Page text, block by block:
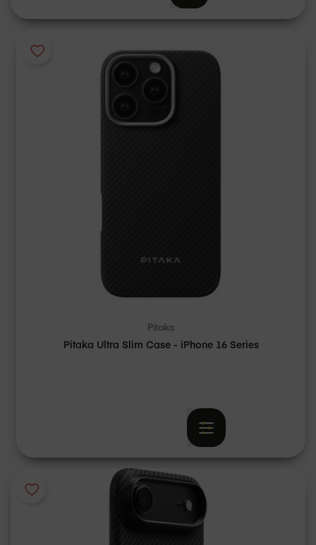
Pitaka
Pitaka Ultra Slim Case - iPhone 16 Series